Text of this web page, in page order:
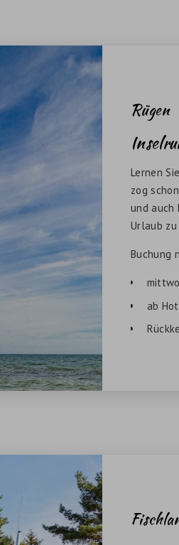
Rügen
Lernen
zog
und auch
Urlaub
Buchung
ab